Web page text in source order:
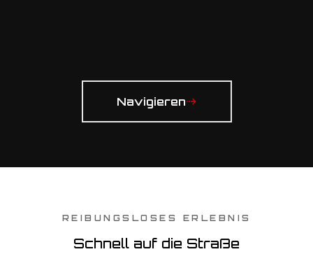
Navigieren
REIBUNGSLOSES ERLEBNIS
Schnell auf die Straße